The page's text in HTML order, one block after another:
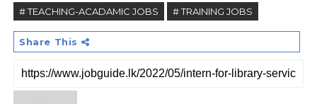
# TEACHING-ACADAMIC JOBS
# TRAINING JOBS
Share This